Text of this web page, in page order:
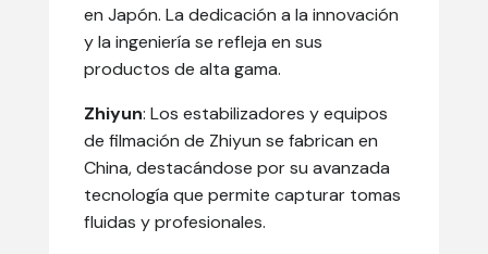
en Japón. La dedicación a la innovación
y la ingeniería se refleja en sus
productos de alta gama.
Zhiyun: Los estabilizadores y equipos
de filmación de Zhiyun se fabrican en
China, destacándose por su avanzada
tecnología que permite capturar tomas
fluidas y profesionales.